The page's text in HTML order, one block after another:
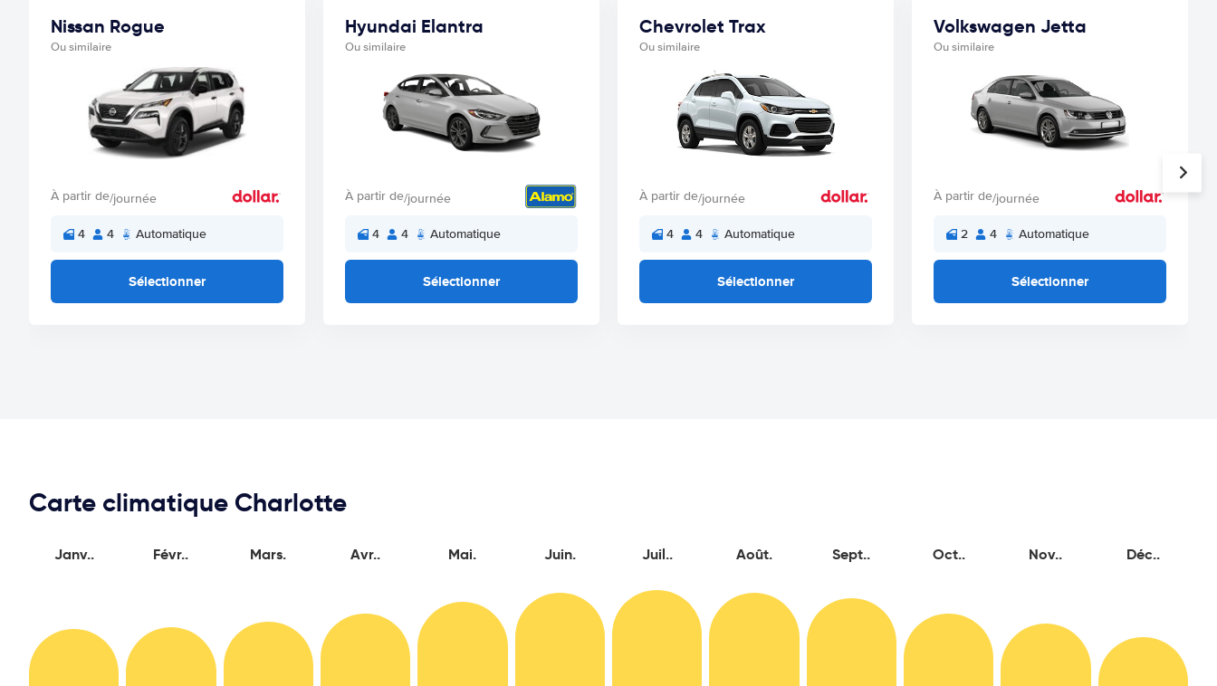
Nissan Rogue
Ou similaire
À partir de/journée
4 4 Automatique
Sélectionner
Hyundai Elantra
Ou similaire
À partir de/journée
4 4 Automatique
Sélectionner
Chevrolet Trax
Ou similaire
À partir de/journée
4 4 Automatique
Sélectionner
Volkswagen Jetta
Ou similaire
À partir de/journée
2 4 Automatique
Sélectionner
Carte climatique Charlotte
Janv.. Févr.. Mars. Avr.. Mai. Juin. Juil.. Août. Sept.. Oct.. Nov.. Déc..